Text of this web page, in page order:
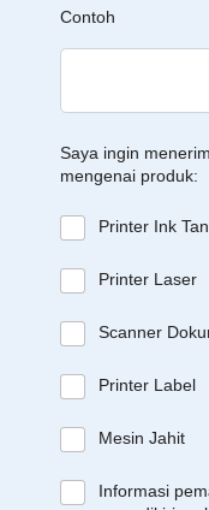
Contoh
Saya ingin
mengenai produk:
Printer Ink
Printer Laser
Scanner
Printer Label
Mesin Jahit
Informasi